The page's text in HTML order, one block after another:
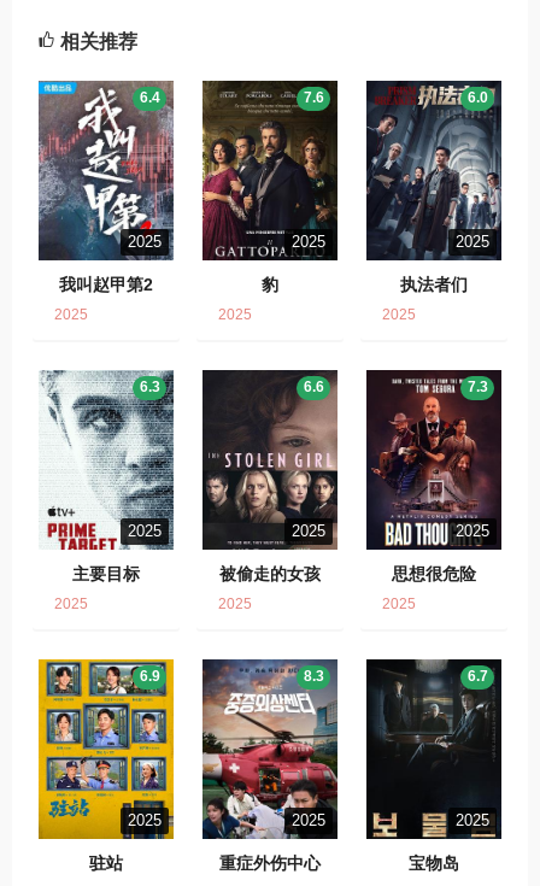
相关推荐
2025
我叫赵甲第2
6.4
2025
2025
豹
7.6
2025
2025
执法者们
6.0
2025
2025
主要目标
6.3
2025
2025
被偷走的女孩
6.6
2025
2025
思想很危险
7.3
2025
2025
驻站
6.9
2025
重症外伤中心
8.3
2025
宝物岛
6.7